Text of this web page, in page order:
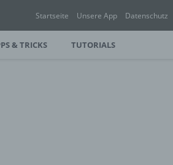
Startseite Unsere App Datenschutz
& TRICKS TUTORIALS